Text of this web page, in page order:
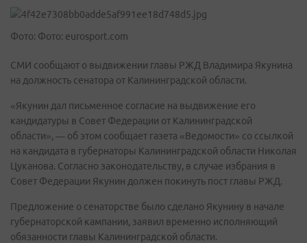
Фото: Фото: eurosport.com
СМИ сообщают о выдвижении главы РЖД Владимира Якунина
на должность сенатора от Калининградской области.
«Якунин дал письменное согласие на выдвижение его
кандидатуры в Совет Федерации от Калининградской
области», — об этом сообщает газета «Ведомости» со ссылкой
на кандидата в губернаторы Калининградской области Николая
Цуканова. Согласно законодательству, в случае избрания в
Совет Федерации Якунин должен покинуть пост главы РЖД.
Предложение о сенаторстве было сделано Якунину в начале
губернаторской кампании, заявил временно исполняющий
обязанности главы Калининградской области.